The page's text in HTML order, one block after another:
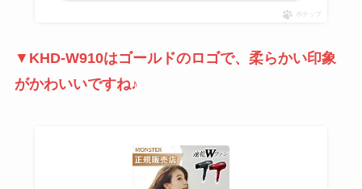
ポチップ
▼ KHD-W910はゴールドのロゴで、柔らかい印象
がかわいいですね♪